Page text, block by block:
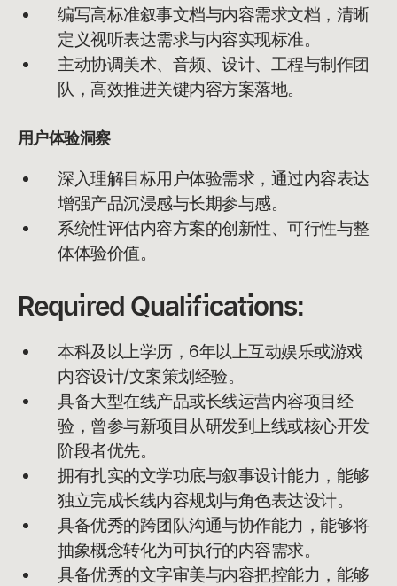
编写高标准叙事文档与内容需求文档，清晰
定义视听表达需求与内容实现标准。
主动协调美术、音频、设计、工程与制作团
队，高效推进关键内容方案落地。
用户体验洞察
深入理解目标用户体验需求，通过内容表达
增强产品沉浸感与长期参与感。
系统性评估内容方案的创新性、可行性与整
体体验价值。
Required Qualifications:
本科及以上学历，6年以上互动娱乐或游戏
内容设计/文案策划经验。
具备大型在线产品或长线运营内容项目经
验，曾参与新项目从研发到上线或核心开发
阶段者优先。
拥有扎实的文学功底与叙事设计能力，能够
独立完成长线内容规划与角色表达设计。
具备优秀的跨团队沟通与协作能力，能够将
抽象概念转化为可执行的内容需求。
具备优秀的文字审美与内容把控能力，能够